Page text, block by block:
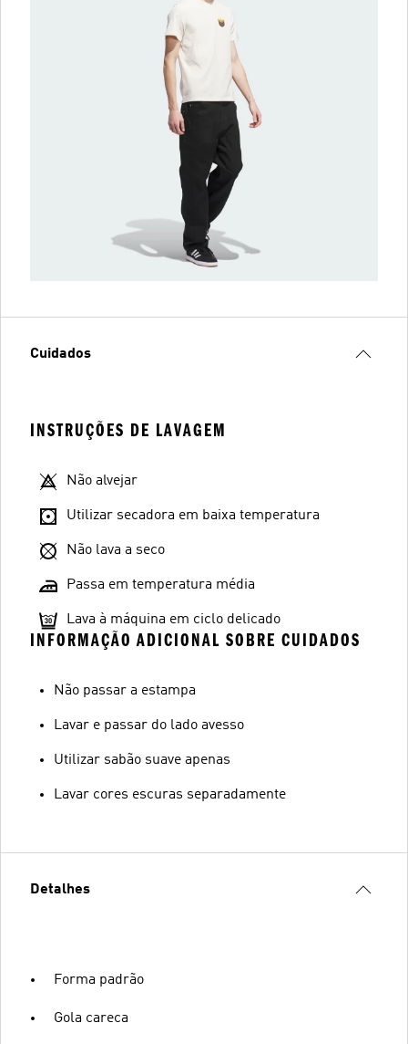
Cuidados
INSTRUÇÕES DE LAVAGEM
Não alvejar
Utilizar secadora em baixa temperatura
Não lava a seco
Passa em temperatura média
Lava à máquina em ciclo delicado
INFORMAÇÃO ADICIONAL SOBRE CUIDADOS
Não passar a estampa
Lavar e passar do lado avesso
Utilizar sabão suave apenas
Lavar cores escuras separadamente
Detalhes
Forma padrão
Gola careca